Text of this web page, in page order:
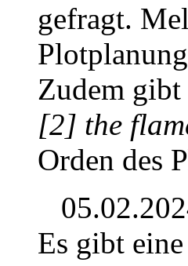
gefragt.
Zudem gibt
[2] the
Orden des
Es gibt